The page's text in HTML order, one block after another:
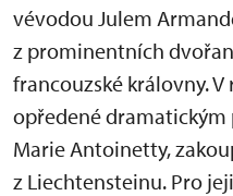
vévodou Julem
z prominentních
francouzské královny. V
opředené
Marie Antoinetty,
z Liechtensteinu. Pro